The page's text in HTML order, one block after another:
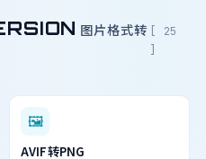
图片格式转 [ 25
]
🖼
AVIF转PNG